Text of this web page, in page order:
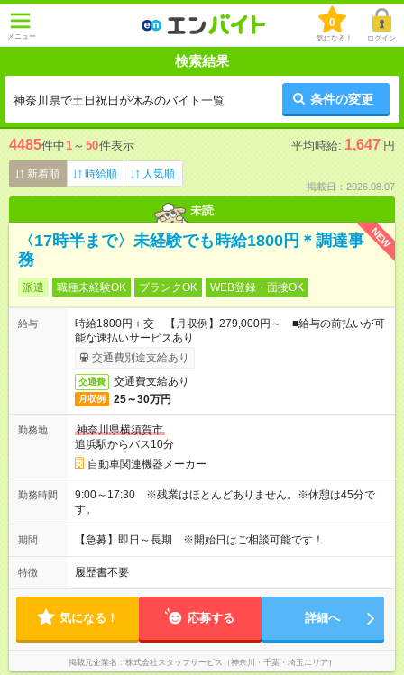
メニュー
0
気になる！ ログイン
検索結果
神奈川県で土日祝日が休みのバイト一覧 条件の変更
4485件中1 ～ 50件表示 平均時給: 1,647 円
新着順 時給順 人気順
掲載日：2026.08.07
未読
NEW
〈17時半まで〉未経験でも時給1800円＊調達事
務
派遣 職種未経験OK ブランクOK WEB登録・面接OK
給与
時給1800円＋交 【月収例】279,000円～ ■給与の前払いが可
能な速払いサービスあり
交通費別途支給あり
交通費 交通費支給あり
月収例 25～30万円
勤務地
神奈川県横須賀市
追浜駅からバス10分
自動車関連機器メーカー
勤務時間
9:00～17:30 ※残業はほとんどありません。※休憩は45分で
す。
期間 【急募】即日～長期 ※開始日はご相談可能です！
特徴 履歴書不要
気になる！ 応募する 詳細へ
掲載元企業名 株式会社スタッフサービス（神奈川・千葉・埼玉エリア）